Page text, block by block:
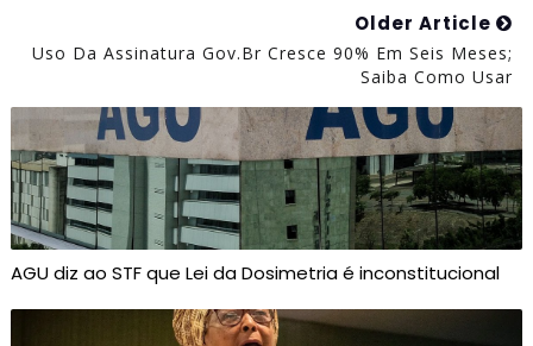
Older Article
Uso Da Assinatura Gov.br Cresce 90% Em Seis Meses;
Saiba Como Usar
AGU diz ao STF que Lei da Dosimetria é inconstitucional